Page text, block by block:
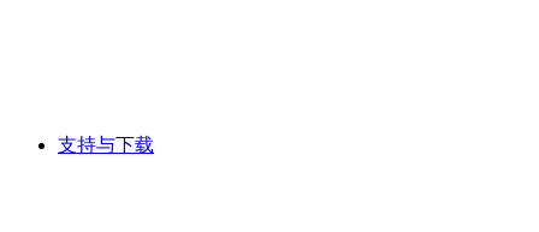
支持与下载